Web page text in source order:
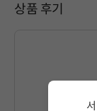
상품 후기